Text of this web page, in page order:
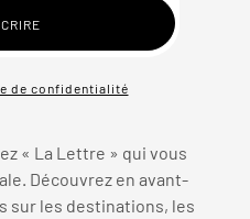
de confidentialité
« La Lettre » qui vous
Découvrez en avant-
sur les destinations, les